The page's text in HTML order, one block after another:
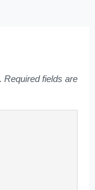
Required fields are